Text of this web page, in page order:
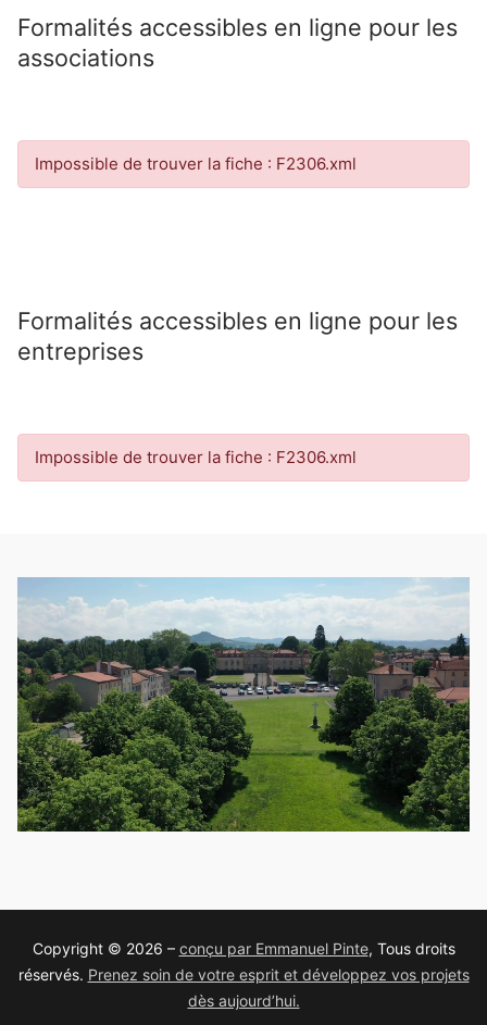
Formalités accessibles en ligne pour les
associations
Impossible de trouver la fiche : F2306.xml
Formalités accessibles en ligne pour les
entreprises
Impossible de trouver la fiche : F2306.xml
Copyright © 2026 – conçu par Emmanuel Pinte, Tous droits
réservés. Prenez soin de votre esprit et développez vos projets
dès aujourd’hui.